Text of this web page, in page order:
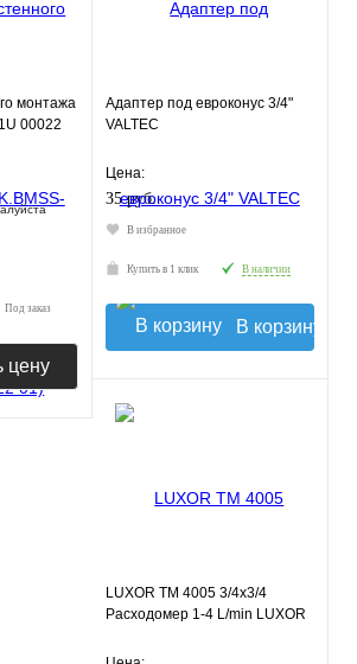
монтажа
00022
Под заказ
цену
Адаптер под евроконус 3/4"
VALTEC
Цена:
35 руб.
В избранное
Купить в 1 клик В наличии
В корзину
LUXOR TM 4005 3/4х3/4
Расходомер 1-4 L/min LUXOR